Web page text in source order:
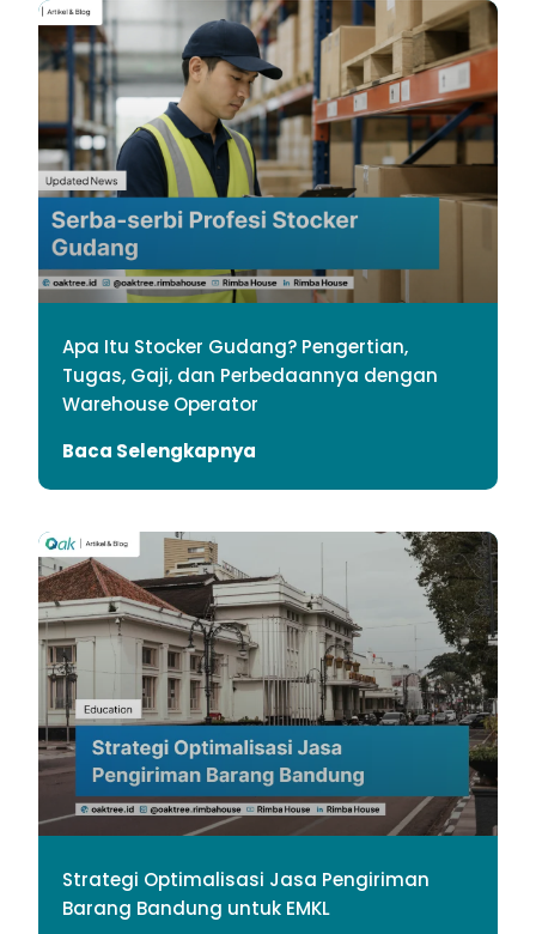
Apa Itu Stocker Gudang? Pengertian,
Tugas, Gaji, dan Perbedaannya dengan
Warehouse Operator
Baca Selengkapnya
Strategi Optimalisasi Jasa Pengiriman
Barang Bandung untuk EMKL